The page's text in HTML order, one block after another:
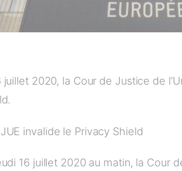
juillet 2020, la Cour de Justice de
invalide le Privacy Shield
16 juillet 2020 au matin, la Cour